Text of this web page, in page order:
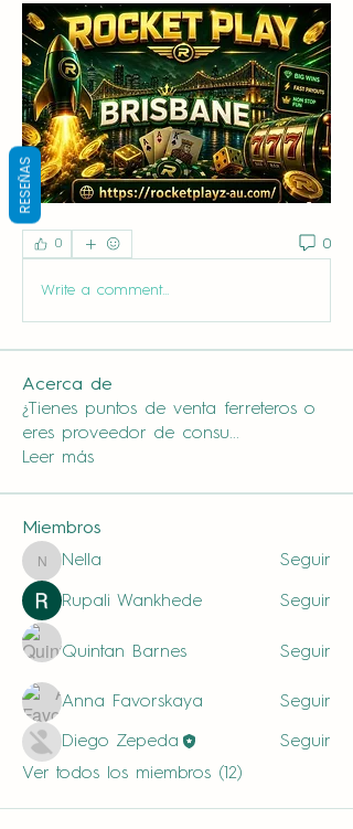
0 0
Write a comment...
Acerca de
¿Tienes puntos de venta ferreteros o
eres proveedor de consu...
Leer más
Miembros
Nella
Nella Seguir
Rupali Wankhede Seguir
Quintan Barnes Seguir
Anna Favorskaya Seguir
Diego Zepeda
Seguir
Ver todos los miembros (12)
RESEÑAS